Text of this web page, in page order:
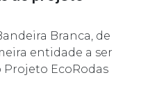
Branca, de
entidade a ser
EcoRodas